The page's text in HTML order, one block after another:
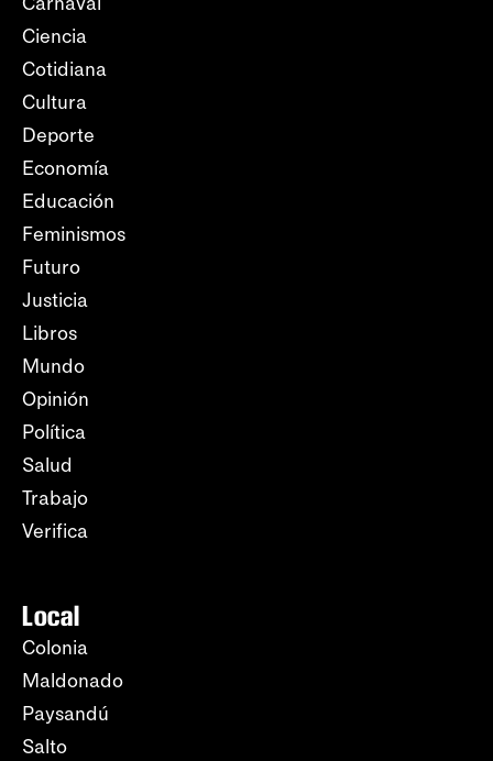
Ciencia
Cotidiana
Cultura
Deporte
Economía
Educación
Feminismos
Futuro
Justicia
Libros
Mundo
Opinión
Política
Salud
Trabajo
Verifica
Local
Colonia
Maldonado
Paysandú
Salto